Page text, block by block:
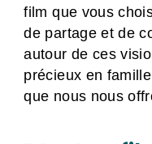
film que vous
de partage et de
autour de ces
précieux en
que nous nous